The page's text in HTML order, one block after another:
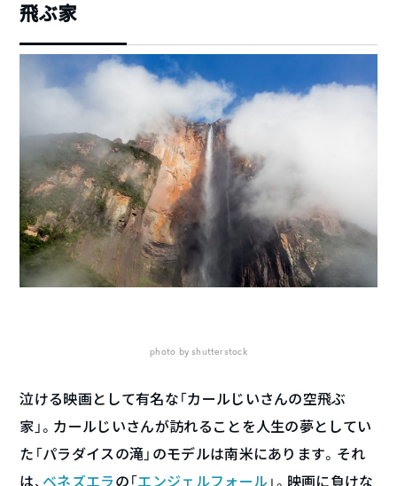
飛ぶ家
photo by shutterstock
泣ける映画として有名な「カールじいさんの空飛ぶ
家」。カールじいさんが訪れることを人生の夢としてい
た「パラダイスの滝」のモデルは南米にあります。それ
は、 ベネズエラの「エンジェルフォール」。映画に負けな